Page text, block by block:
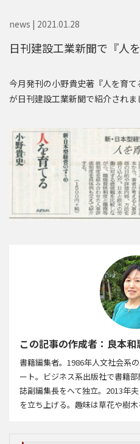
news | 2021.01.28
日刊建設工業新聞で『人
今月発刊の小野貴史著『人を育て
が日刊建設工業新聞で紹介されま
この記事の作成者：良本和
書籍編集者。1986年人文社会系
ート。ビジネス系出版社で書籍
誌副編集長をへて独立。2013年
を立ち上げる。趣味は草花や樹木